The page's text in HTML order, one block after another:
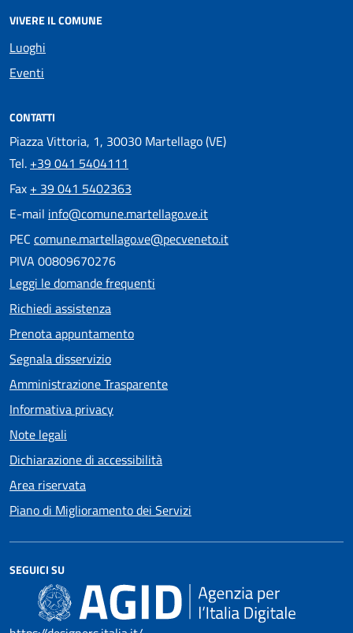
VIVERE IL COMUNE
Luoghi
Eventi
CONTATTI
Piazza Vittoria, 1, 30030 Martellago (VE)
Tel. +39 041 5404111
Fax + 39 041 5402363
E-mail info@comune.martellago.ve.it
PEC comune.martellago.ve@pecveneto.it
PIVA 00809670276
Leggi le domande frequenti
Richiedi assistenza
Prenota appuntamento
Segnala disservizio
Amministrazione Trasparente
Informativa privacy
Note legali
Dichiarazione di accessibilità
Area riservata
Piano di Miglioramento dei Servizi
SEGUICI SU